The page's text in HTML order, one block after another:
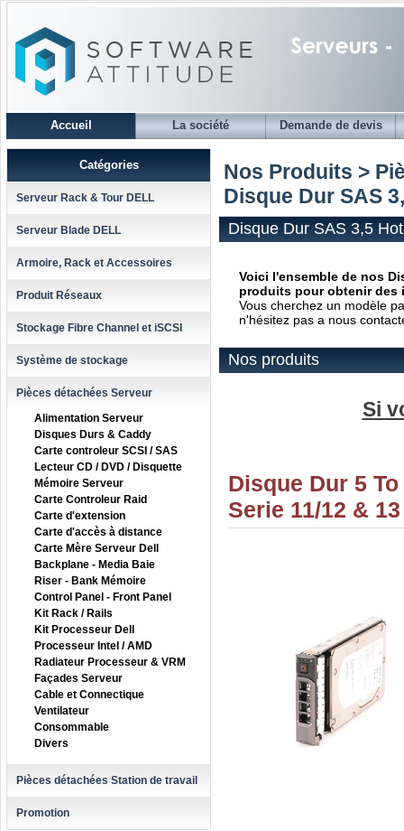
Accueil La société Demande de devis
Catégories
Serveur Rack & Tour DELL
Serveur Blade DELL
Armoire, Rack et Accessoires
Produit Réseaux
Stockage Fibre Channel et iSCSI
Système de stockage
Pièces détachées Serveur
Alimentation Serveur
Disques Durs & Caddy
Carte controleur SCSI / SAS
Lecteur CD / DVD / Disquette
Mémoire Serveur
Carte Controleur Raid
Carte d'extension
Carte d'accès à distance
Carte Mère Serveur Dell
Backplane - Media Baie
Riser - Bank Mémoire
Control Panel - Front Panel
Kit Rack / Rails
Kit Processeur Dell
Processeur Intel / AMD
Radiateur Processeur & VRM
Façades Serveur
Cable et Connectique
Ventilateur
Consommable
Divers
Pièces détachées Station de travail
Promotion
Nos Produits >
Disque Dur SAS
Disque Dur SAS 3,5
Voici l'ensemble de nos
produits pour obtenir des
Vous cherchez un modèle
n'hésitez pas a nous
Nos produits
Si
Disque Dur 5
Serie 11/12 & 13